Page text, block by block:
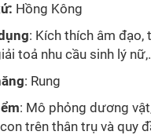
Hồng Kông
: Kích thích âm đạo,
toả nhu cầu sinh lý
: Rung
: Mô phỏng dương
trên thân trụ và quy